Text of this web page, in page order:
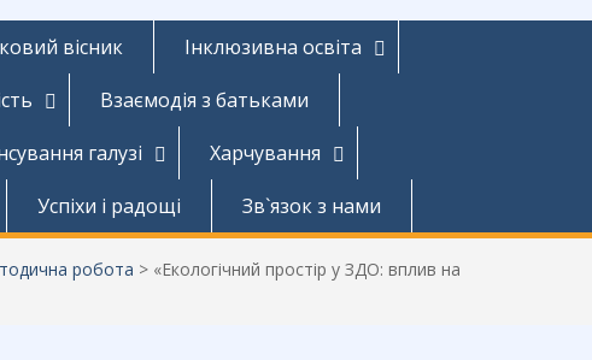
вісник
Інклюзивна освіта
Взаємодія з батьками
галузі
Харчування
Успіхи і радощі Зв`язок з нами
робота > «Екологічний простір у ЗДО: вплив на